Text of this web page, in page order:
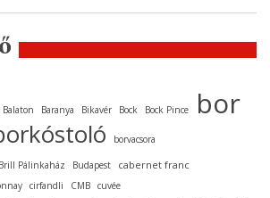
Balaton Baranya Bikavér Bock Bock Pince bor
borvacsora
Brill Pálinkaház Budapest cabernet franc
cirfandli CMB cuvée